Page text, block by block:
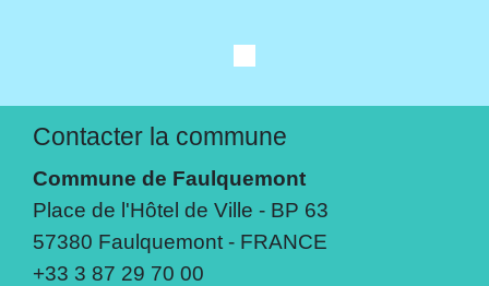
Contacter la commune
Commune de Faulquemont
Place de l'Hôtel de Ville - BP 63
57380 Faulquemont - FRANCE
+33 3 87 29 70 00